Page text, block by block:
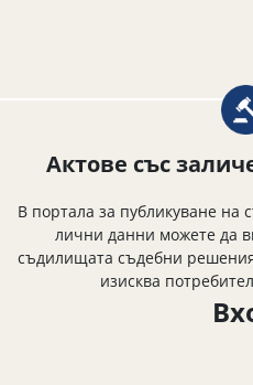
Актове със
В портала за публикуване на
лични данни можете да
съдилищата съдебни
изисква